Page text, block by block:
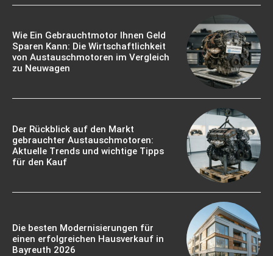
Wie Ein Gebrauchtmotor Ihnen Geld
Sparen Kann: Die Wirtschaftlichkeit
von Austauschmotoren im Vergleich
zu Neuwagen
Der Rückblick auf den Markt
gebrauchter Austauschmotoren:
Aktuelle Trends und wichtige Tipps
für den Kauf
Die besten Modernisierungen für
einen erfolgreichen Hausverkauf in
Bayreuth 2026